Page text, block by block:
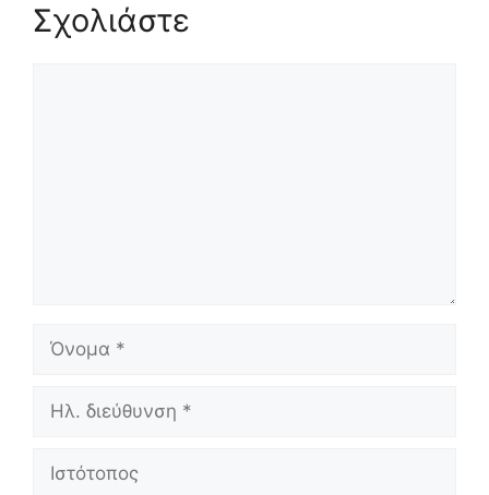
Σχολιάστε
Όνομα
Ηλ.
Ιστότοπος